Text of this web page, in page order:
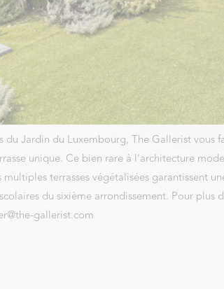
du Jardin du Luxembourg, The Gallerist
unique. Ce bien rare à l’architecture
multiples terrasses végétalisées garantissent
du sixième arrondissement. Pour
gallerist.com